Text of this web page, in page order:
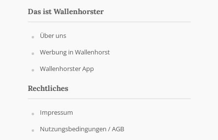
Das ist Wallenhorster
Über uns
Werbung in Wallenhorst
Wallenhorster App
Rechtliches
Impressum
Nutzungsbedingungen / AGB